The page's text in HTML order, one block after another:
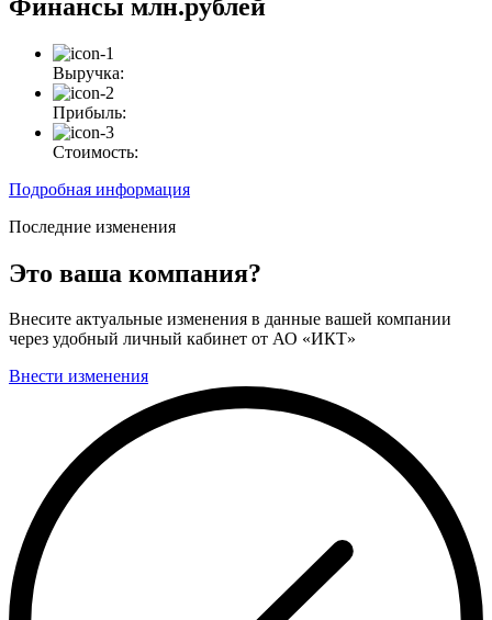
Финансы млн.рублей
Выручка:
Прибыль:
Стоимость:
Подробная информация
Последние изменения
Это ваша компания?
Внесите актуальные изменения в данные вашей компании
через удобный личный кабинет от АО «ИКТ»
Внести изменения